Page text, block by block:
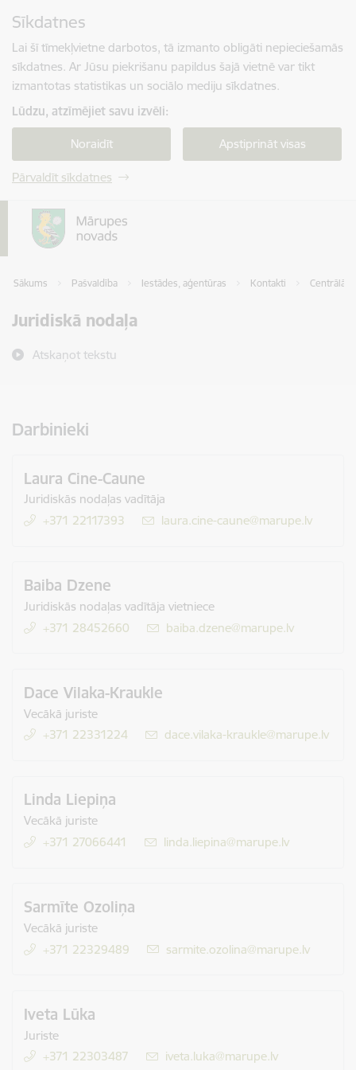
Sīkdatnes
Lai šī tīmekļvietne darbotos, tā izmanto obligāti nepieciešamās
sīkdatnes. Ar Jūsu piekrišanu papildus šajā vietnē var tikt
izmantotas statistikas un sociālo mediju sīkdatnes.
Lūdzu, atzīmējiet savu izvēli:
Noraidīt Apstiprināt visas
Pārvaldīt sīkdatnes
Sākums Pašvaldība Iestādes, aģentūras Kontakti Centrālā
Juridiskā nodaļa
Atskaņot tekstu
Darbinieki
Laura Cine-Caune
Juridiskās nodaļas vadītāja
+371 22117393
E-pasts:
laura.cine-caune@marupe.lv
Baiba Dzene
Juridiskās nodaļas vadītāja vietniece
+371 28452660
E-pasts:
baiba.dzene@marupe.lv
Dace Vilaka-Kraukle
Vecākā juriste
+371 22331224
E-pasts:
dace.vilaka-kraukle@marupe.lv
Linda Liepiņa
Vecākā juriste
+371 27066441
E-pasts:
linda.liepina@marupe.lv
Sarmīte Ozoliņa
Vecākā juriste
+371 22329489
E-pasts:
sarmite.ozolina@marupe.lv
Iveta Lūka
Juriste
+371 22303487
E-pasts:
iveta.luka@marupe.lv